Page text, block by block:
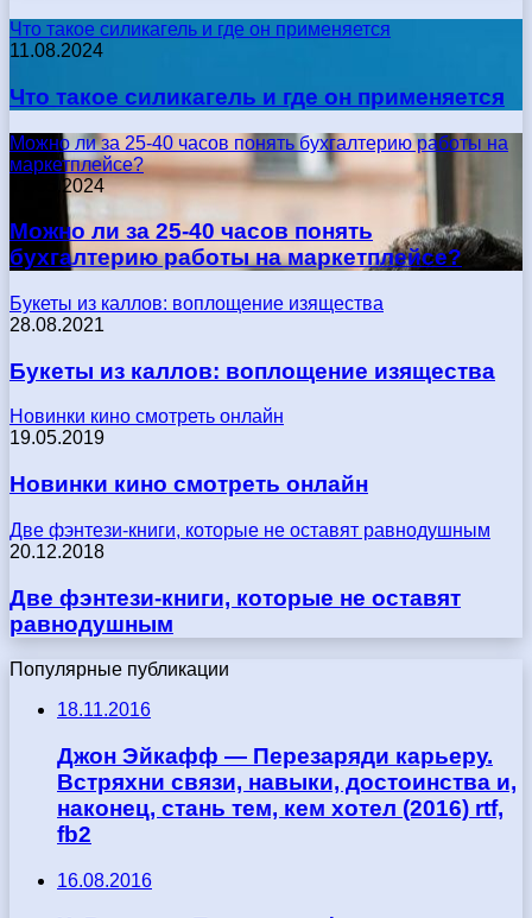
Что такое силикагель и где он применяется
11.08.2024
Что такое силикагель и где он применяется
Можно ли за 25-40 часов понять бухгалтерию работы на
маркетплейсе?
17.05.2024
Можно ли за 25-40 часов понять
бухгалтерию работы на маркетплейсе?
Букеты из каллов: воплощение изящества
28.08.2021
Букеты из каллов: воплощение изящества
Новинки кино смотреть онлайн
19.05.2019
Новинки кино смотреть онлайн
Две фэнтези-книги, которые не оставят равнодушным
20.12.2018
Две фэнтези-книги, которые не оставят
равнодушным
Популярные публикации
18.11.2016
Джон Эйкафф — Перезаряди карьеру.
Встряхни связи, навыки, достоинства и,
наконец, стань тем, кем хотел (2016) rtf,
fb2
16.08.2016